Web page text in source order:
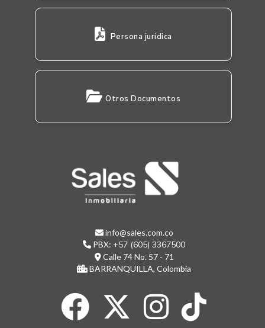
Persona jurídica
Otros Documentos
info@sales.com.co
PBX: +57 (605) 3367500
Calle 74 No. 57 - 71
BARRANQUILLA, Colombia